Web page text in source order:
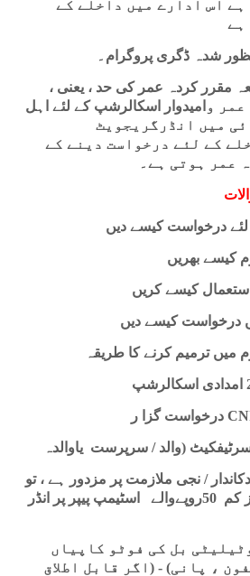
اس ادارے میں داخلے کے
ہے
شدہ ڈگری پروگرام۔
مقرر کردہ عمر کی حد ، یعنی ،
اسکالرشپ کے لئے اہل
امیدوار و
میں انڈرگریجویٹ
کے لئے درخواست دینے کے
عمر ہوتی ہے۔
درخواست کیسے دیں
کیسے بھریں
کیسے کریں
کیسے دیں
ترمیم کرنے کا طریقہ
درخواست گزا ر
(والد / سرپرست یاوالدہ
/ نجی ملازمت پر مزدور ہے ، تو
انکم سرٹیفکیٹ کا کم از کم 50روپےوالے اسٹیمپ پیپر پر انڈر
بل کی فوٹو کاپیاں
، پانی) - (اگر قابل اطلاق